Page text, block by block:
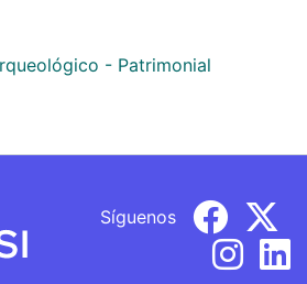
- Patrimonial
Síguenos